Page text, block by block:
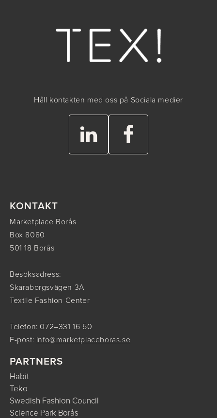
Håll kontakten med oss på Sociala medier
KONTAKT
Marketplace Borås
Box 8080
501 18 Borås
Besöksadress:
Skaraborgsvägen 3A
Textile Fashion Center
Telefon: 072–331 16 50
E-post: info@marketplaceboras.se
PARTNERS
Habit
Teko
Swedish Fashion Council
Science Park Borås